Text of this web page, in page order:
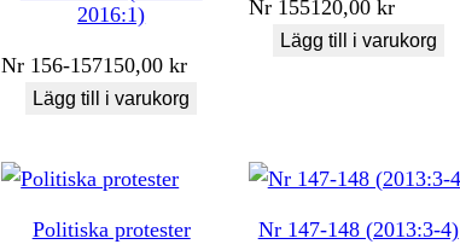
2016:1)
Nr 156-157150,00kr
Lägg till i varukorg
Nr 155120,00 kr
Lägg till i varukorg
Politiska protester Nr 147-148 (2013:3-4)